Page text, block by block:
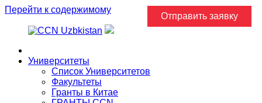
Перейти к содержимому
Университеты
Список Университетов
Факультеты
Гранты в Китае
Отправить заявку